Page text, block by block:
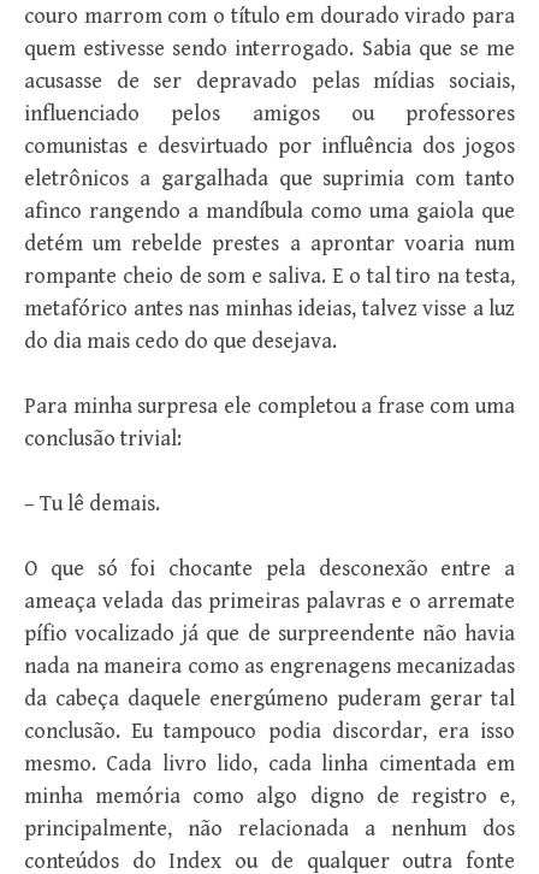
couro marrom com o título em dourado virado para
quem estivesse sendo interrogado. Sabia que se me
acusasse de ser depravado pelas mídias sociais,
influenciado pelos amigos ou professores
comunistas e desvirtuado por influência dos jogos
eletrônicos a gargalhada que suprimia com tanto
afinco rangendo a mandíbula como uma gaiola que
detém um rebelde prestes a aprontar voaria num
rompante cheio de som e saliva. E o tal tiro na testa,
metafórico antes nas minhas ideias, talvez visse a luz
do dia mais cedo do que desejava.
Para minha surpresa ele completou a frase com uma
conclusão trivial:
– Tu lê demais.
O que só foi chocante pela desconexão entre a
ameaça velada das primeiras palavras e o arremate
pífio vocalizado já que de surpreendente não havia
nada na maneira como as engrenagens mecanizadas
da cabeça daquele energúmeno puderam gerar tal
conclusão. Eu tampouco podia discordar, era isso
mesmo. Cada livro lido, cada linha cimentada em
minha memória como algo digno de registro e,
principalmente, não relacionada a nenhum dos
conteúdos do Index ou de qualquer outra fonte